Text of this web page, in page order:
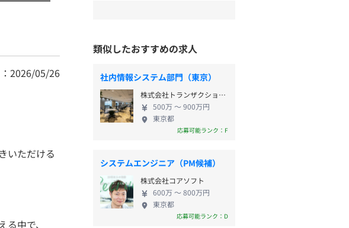
2026/05/26
いただける
中で、
類似したおすすめの求人
社内情報システム部門（東京）
株式会社トランザクション・メディア・ネットワークス
500万 〜 900万円
東京都
応募可能ランク：F
システムエンジニア（PM候補）
株式会社コアソフト
600万 〜 800万円
東京都
応募可能ランク：D